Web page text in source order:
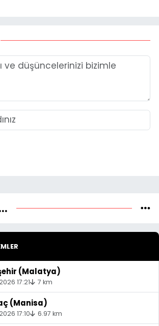
(Malatya)
17:21 7 km
(Manisa)
17:10 6.97 km